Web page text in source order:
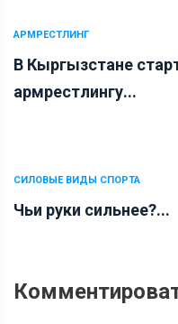
АРМРЕСТЛИНГ
В Кыргызстане
армрестлингу...
СИЛОВЫЕ ВИДЫ СПОРТА
Чьи руки сильнее?...